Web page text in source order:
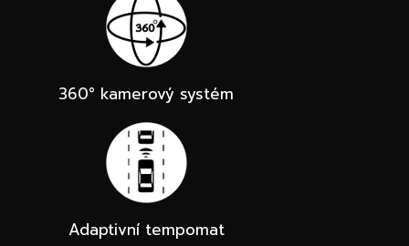
360° kamerový systém
Adaptivní tempomat